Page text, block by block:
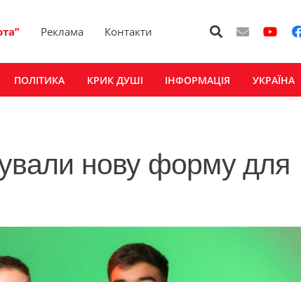
Реклама Контакти
ПОЛІТИКА КРИК ДУШІ ІНФОРМАЦІЯ УКРАЇНА
нову форму для